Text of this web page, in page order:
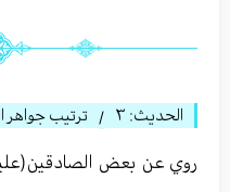
الحديث: ٣ / ترتيب جواهر
روي عن بعض